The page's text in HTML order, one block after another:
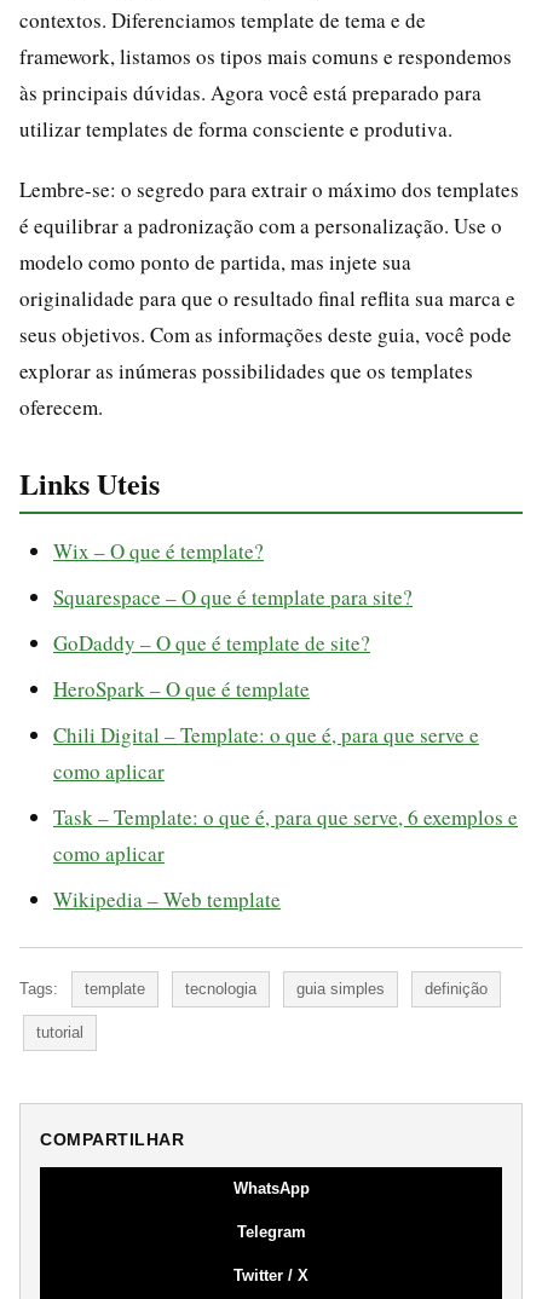
contextos. Diferenciamos template de tema e de
framework, listamos os tipos mais comuns e respondemos
às principais dúvidas. Agora você está preparado para
utilizar templates de forma consciente e produtiva.
Lembre-se: o segredo para extrair o máximo dos templates
é equilibrar a padronização com a personalização. Use o
modelo como ponto de partida, mas injete sua
originalidade para que o resultado final reflita sua marca e
seus objetivos. Com as informações deste guia, você pode
explorar as inúmeras possibilidades que os templates
oferecem.
Links Uteis
Wix – O que é template?
Squarespace – O que é template para site?
GoDaddy – O que é template de site?
HeroSpark – O que é template
Chili Digital – Template: o que é, para que serve e
como aplicar
Task – Template: o que é, para que serve, 6 exemplos e
como aplicar
Wikipedia – Web template
Tags: template tecnologia guia simples definição
tutorial
COMPARTILHAR
WhatsApp
Telegram
Twitter / X